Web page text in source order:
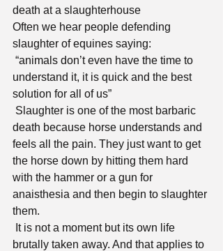
death at a slaughterhouse
Often we hear people defending
slaughter of equines saying:
understand it, it is quick and the best
solution for all of us”
death because horse understands and
feels all the pain. They just want to get
the horse down by hitting them hard
with the hammer or a gun for
anaisthesia and then begin to slaughter
them.
brutally taken away. And that applies to